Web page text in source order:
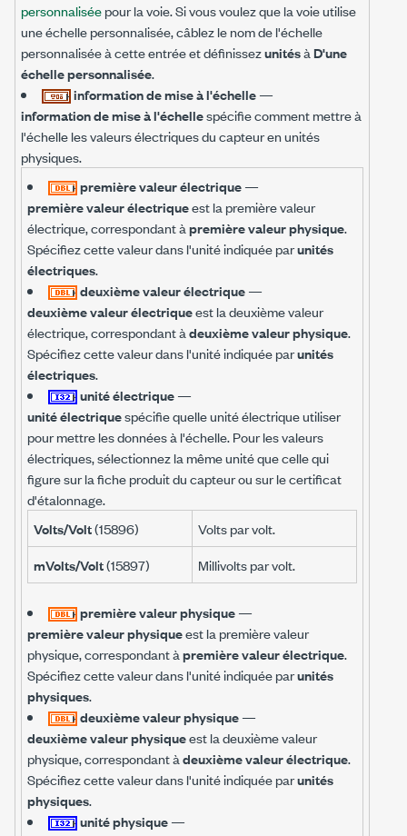
personnaliséepour la voie. Si vous voulez que la voie utilise
une échelle personnalisée, câblez le nom de l'échelle
personnalisée à cette entrée et définissezunitésàD'une
échelle personnalisée.
information de mise à l'échelle—
information de mise à l'échellespécifie comment mettre à
l'échelle les valeurs électriques du capteur en unités
physiques.
première valeur électrique—
première valeur électriqueest la première valeur
électrique, correspondant àpremière valeur physique.
Spécifiez cette valeur dans l'unité indiquée parunités
électriques.
deuxième valeur électrique—
deuxième valeur électriqueest la deuxième valeur
électrique, correspondant àdeuxième valeur physique.
Spécifiez cette valeur dans l'unité indiquée parunités
électriques.
unité électrique—
unité électriquespécifie quelle unité électrique utiliser
pour mettre les données à l'échelle. Pour les valeurs
électriques, sélectionnez la même unité que celle qui
figure sur la fiche produit du capteur ou sur le certificat
d'étalonnage.
Volts/Volt(15896)
Volts par volt.
mVolts/Volt(15897) Millivolts par volt.
première valeur physique—
première valeur physiqueest la première valeur
physique, correspondant àpremière valeur électrique.
Spécifiez cette valeur dans l'unité indiquée parunités
physiques.
deuxième valeur physique—
deuxième valeur physiqueest la deuxième valeur
physique, correspondant àdeuxième valeur électrique.
Spécifiez cette valeur dans l'unité indiquée parunités
physiques.
unité physique—